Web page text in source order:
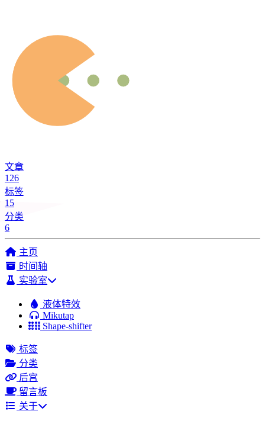
文章
126
标签
15
分类
6
主页
时间轴
实验室
液体特效
Mikutap
Shape-shifter
标签
分类
后宫
留言板
关于